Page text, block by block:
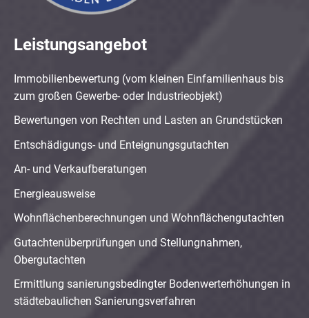
Leistungsangebot
Immobilienbewertung (vom kleinen Einfamilienhaus bis
zum großen Gewerbe- oder Industrieobjekt)
Bewertungen von Rechten und Lasten an Grundstücken
Entschädigungs- und Enteignungsgutachten
An- und Verkaufberatungen
Energieausweise
Wohnflächenberechnungen und Wohnflächengutachten
Gutachtenüberprüfungen und Stellungnahmen,
Obergutachten
Ermittlung sanierungsbedingter Bodenwerterhöhungen in
städtebaulichen Sanierungsverfahren